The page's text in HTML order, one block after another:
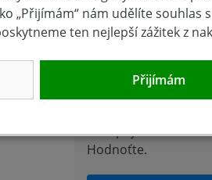
Hodnocení
Přidejte vlastní
nakupujícím.
Hodnoťte.
„Přijímám“ nám udělíte souhlas
ten nejlepší zážitek z
Přijímám